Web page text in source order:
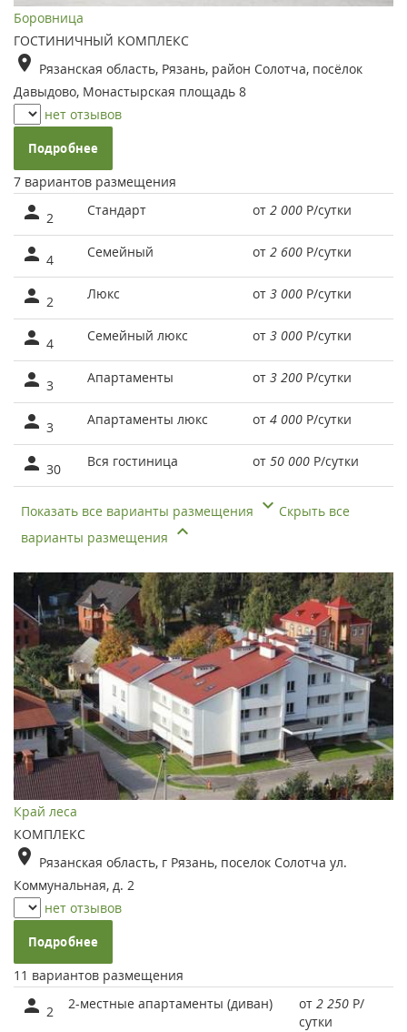
Боровница
ГОСТИНИЧНЫЙ КОМПЛЕКС
Рязанская область, Рязань, район Солотча, посёлок
Давыдово, Монастырская площадь 8
нет отзывов
Подробнее
7 вариантов размещения
2 Стандарт от 2 000 Р/сутки
4 Семейный от 2 600 Р/сутки
2 Люкс от 3 000 Р/сутки
4 Семейный люкс от 3 000 Р/сутки
3 Апартаменты от 3 200 Р/сутки
3 Апартаменты люкс от 4 000 Р/сутки
30 Вся гостиница от 50 000 Р/сутки
Показать все варианты размещения
Скрыть все
варианты размещения
Край леса
КОМПЛЕКС
Рязанская область, г Рязань, поселок Солотча ул.
Коммунальная, д. 2
нет отзывов
Подробнее
11 вариантов размещения
2 2-местные апартаменты (диван) от 2 250 Р/
сутки